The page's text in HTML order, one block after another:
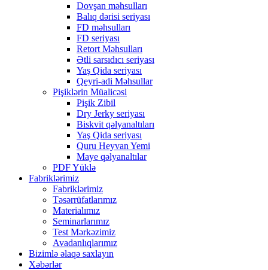
Dovşan məhsulları
Balıq dərisi seriyası
FD məhsulları
FD seriyası
Retort Məhsulları
Ətli sarsıdıcı seriyası
Yaş Qida seriyası
Qeyri-adi Məhsullar
Pişiklərin Müalicəsi
Pişik Zibil
Dry Jerky seriyası
Biskvit qəlyanaltıları
Yaş Qida seriyası
Quru Heyvan Yemi
Maye qəlyanaltılar
PDF Yüklə
Fabriklərimiz
Fabriklərimiz
Təsərrüfatlarımız
Materialımız
Seminarlarımız
Test Mərkəzimiz
Avadanlıqlarımız
Bizimlə əlaqə saxlayın
Xəbərlər